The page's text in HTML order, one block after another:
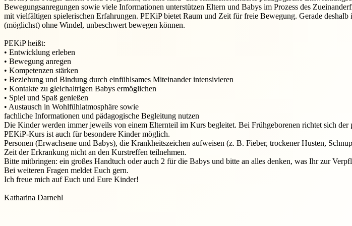
Bewegungsanregungen sowie viele Informationen unterstützen Eltern und Babys im Prozess des
mit vielfältigen spielerischen Erfahrungen. PEKiP bietet Raum und Zeit für freie Bewegung. Gerade
(möglichst) ohne Windel, unbeschwert bewegen können.
PEKiP heißt:
• Entwicklung erleben
• Bewegung anregen
• Kompetenzen stärken
• Beziehung und Bindung durch einfühlsames Miteinander intensivieren
• Kontakte zu gleichaltrigen Babys ermöglichen
• Spiel und Spaß genießen
• Austausch in Wohlfühlatmosphäre sowie
fachliche Informationen und pädagogische Begleitung nutzen
Die Kinder werden immer jeweils von einem Elternteil im Kurs begleitet. Bei Frühgeborenen richtet sich
PEKiP-Kurs ist auch für besondere Kinder möglich.
Personen (Erwachsene und Babys), die Krankheitszeichen aufweisen (z. B. Fieber, trockener Husten,
Zeit der Erkrankung nicht an den Kurstreffen teilnehmen.
Bitte mitbringen: ein großes Handtuch oder auch 2 für die Babys und bitte an alles denken, was Ihr zur
Bei weiteren Fragen meldet Euch gern.
Ich freue mich auf Euch und Eure Kinder!
Katharina Darnehl